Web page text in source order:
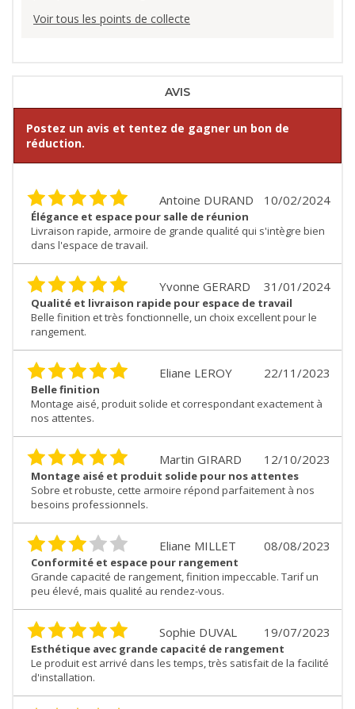
Voir tous les points de collecte
AVIS
Postez un avis et tentez de gagner un bon de
réduction.
10/02/2024
Antoine DURAND
Élégance et espace pour salle de réunion
Livraison rapide, armoire de grande qualité qui s'intègre bien
dans l'espace de travail.
31/01/2024
Yvonne GERARD
Qualité et livraison rapide pour espace de travail
Belle finition et très fonctionnelle, un choix excellent pour le
rangement.
22/11/2023
Eliane LEROY
Belle finition
Montage aisé, produit solide et correspondant exactement à
nos attentes.
12/10/2023
Martin GIRARD
Montage aisé et produit solide pour nos attentes
Sobre et robuste, cette armoire répond parfaitement à nos
besoins professionnels.
08/08/2023
Eliane MILLET
Conformité et espace pour rangement
Grande capacité de rangement, finition impeccable. Tarif un
peu élevé, mais qualité au rendez-vous.
19/07/2023
Sophie DUVAL
Esthétique avec grande capacité de rangement
Le produit est arrivé dans les temps, très satisfait de la facilité
d'installation.